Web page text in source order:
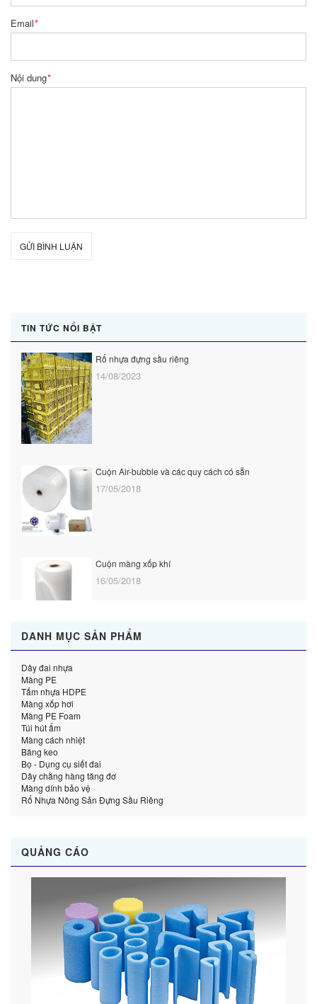
Email*
Nội dung*
GỬI BÌNH LUẬN
TIN TỨC NỔI BẬT
Rổ nhựa đựng sầu riêng
14/08/2023
Cuộn Air-bubble và các quy cách có sẵn
17/05/2018
Cuộn màng xốp khí
16/05/2018
DANH MỤC SẢN PHẨM
Dây đai nhựa
Màng PE
Tấm nhựa HDPE
Màng xốp hơi
Màng PE Foam
Túi hút ẩm
Màng cách nhiệt
Băng keo
Bọ - Dụng cụ siết đai
Dây chằng hàng tăng đơ
Màng dính bảo vệ
Rổ Nhựa Nông Sản Đựng Sầu Riêng
QUẢNG CÁO